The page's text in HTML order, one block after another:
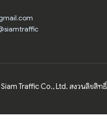
Traffic Co., Ltd. สงวนลิขสิทธิ์